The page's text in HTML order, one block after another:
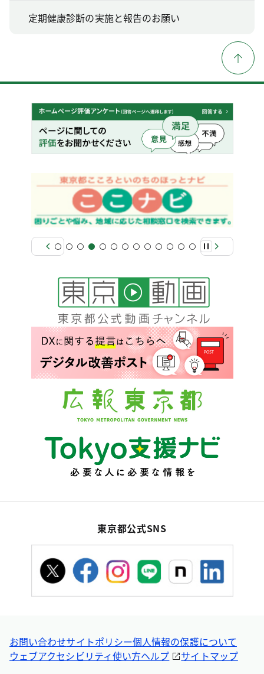
定期健康診断の実施と報告のお願い
東京都公式SNS
お問い合わせサイトポリシー個人情報の保護について
ウェブアクセシビリティ使い方ヘルプ サイトマップ